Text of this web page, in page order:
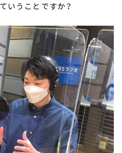
いうことですか？